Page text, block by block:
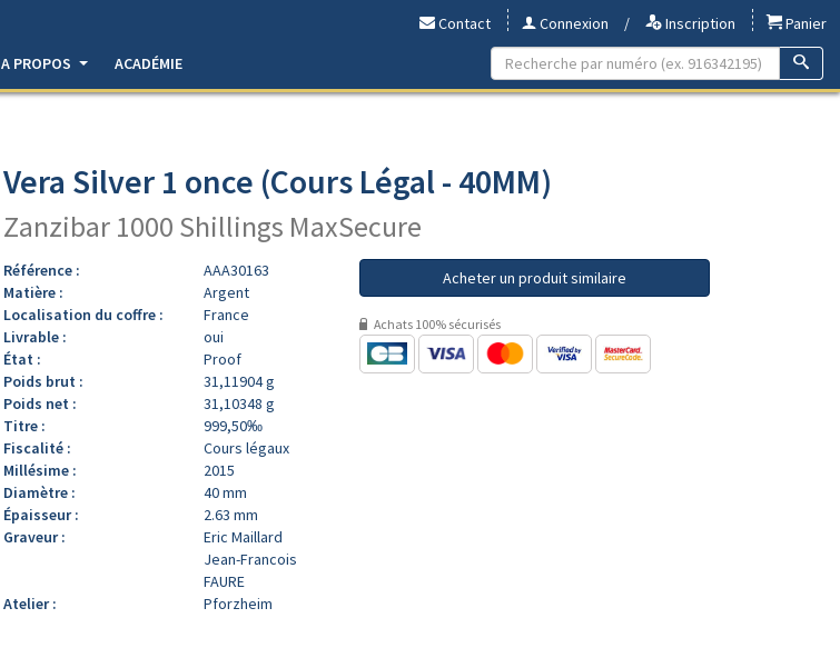
Contact Connexion / Inscription
Panier
A PROPOS ACADÉMIE
Vera Silver 1 once (Cours Légal - 40MM)
Zanzibar 1000 Shillings MaxSecure
Référence :
AAA30163
Matière :
Argent
Localisation du coffre :
France
Livrable :
oui
État :
Proof
Poids brut :
31,11904 g
Poids net :
31,10348 g
Titre :
999,50‰
Fiscalité :
Cours légaux
Millésime :
2015
Diamètre :
40 mm
Épaisseur :
2.63 mm
Graveur :
Eric Maillard
Jean-Francois
FAURE
Atelier :
Pforzheim
Acheter un produit similaire
Achats 100% sécurisés